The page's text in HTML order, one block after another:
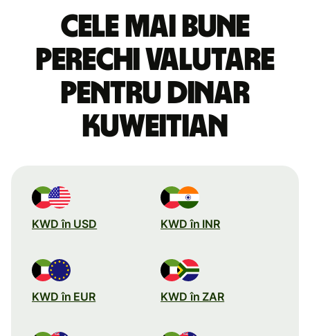
Cele mai bune
perechi valutare
pentru dinar
kuweitian
KWD în USD KWD în INR
KWD în EUR KWD în ZAR